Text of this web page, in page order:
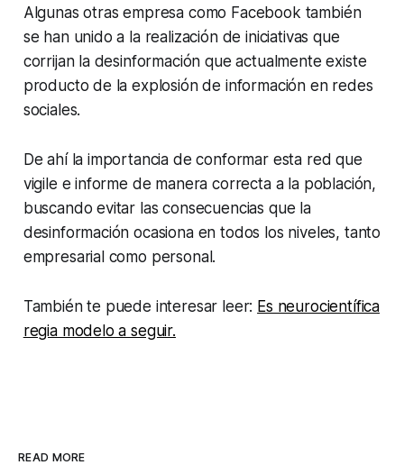
Algunas otras empresa como Facebook también
se han unido a la realización de iniciativas que
corrijan la desinformación que actualmente existe
producto de la explosión de información en redes
sociales.
De ahí la importancia de conformar esta red que
vigile e informe de manera correcta a la población,
buscando evitar las consecuencias que la
desinformación ocasiona en todos los niveles, tanto
empresarial como personal.
También te puede interesar leer: Es neurocientífica
regia modelo a seguir.
READ MORE